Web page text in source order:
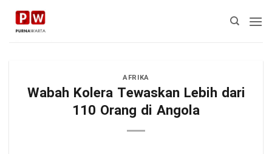
Skip
content
AFRIKA
Wabah Kolera Tewaskan Lebih dari
110 Orang di Angola